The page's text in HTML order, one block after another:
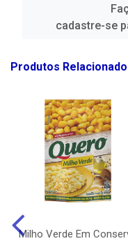
cadastre-se
Produtos
Milho Verde Em